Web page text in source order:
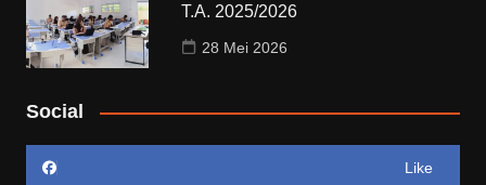
T.A. 2025/2026
28 Mei 2026
Social
Like